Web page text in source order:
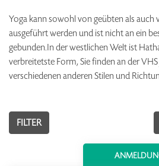
Yoga kann sowohl von geübten als auch
ausgeführt werden und ist nicht an ein
gebunden.In der westlichen Welt ist
verbreitetste Form, Sie finden an der
verschiedenen anderen Stilen und
FILTER